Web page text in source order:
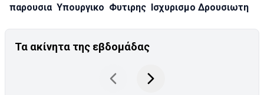
παρουσια Υπουργικο Φυτιρης Ισχυρισμο Δρουσιωτη
Τα ακίνητα της εβδομάδας